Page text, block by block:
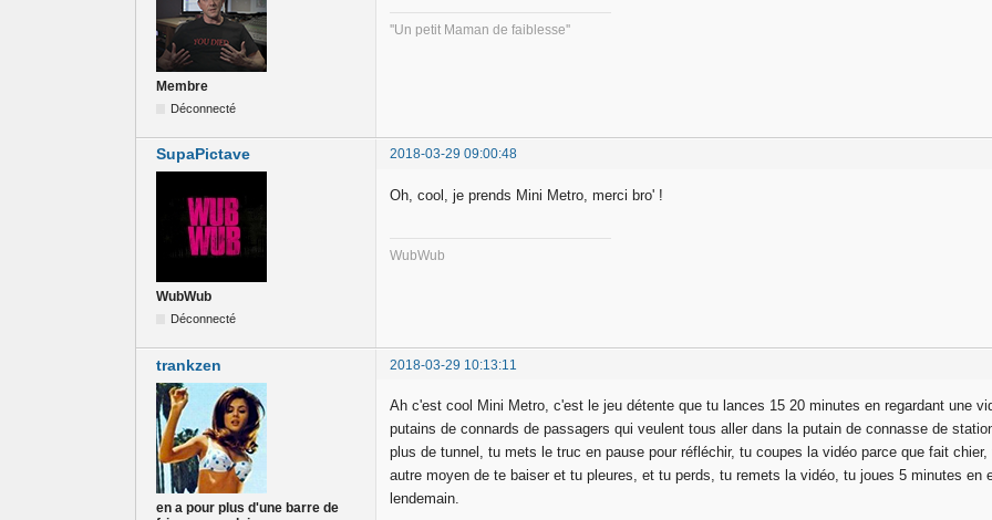
Membre
Déconnecté
''Un petit Maman de faiblesse''
SupaPictave 2018-03-29 09:00:48
WubWub
Déconnecté
Oh, cool, je prends Mini Metro, merci bro' !
WubWub
trankzen 2018-03-29 10:13:11
en a pour plus d'une barre de
Ah c'est cool Mini Metro, c'est le jeu détente que tu lances 15 20 minutes en regardant une
putains de connards de passagers qui veulent tous aller dans la putain de connasse de
plus de tunnel, tu mets le truc en pause pour réfléchir, tu coupes la vidéo parce que fait
autre moyen de te baiser et tu pleures, et tu perds, tu remets la vidéo, tu joues 5 minutes en
lendemain.